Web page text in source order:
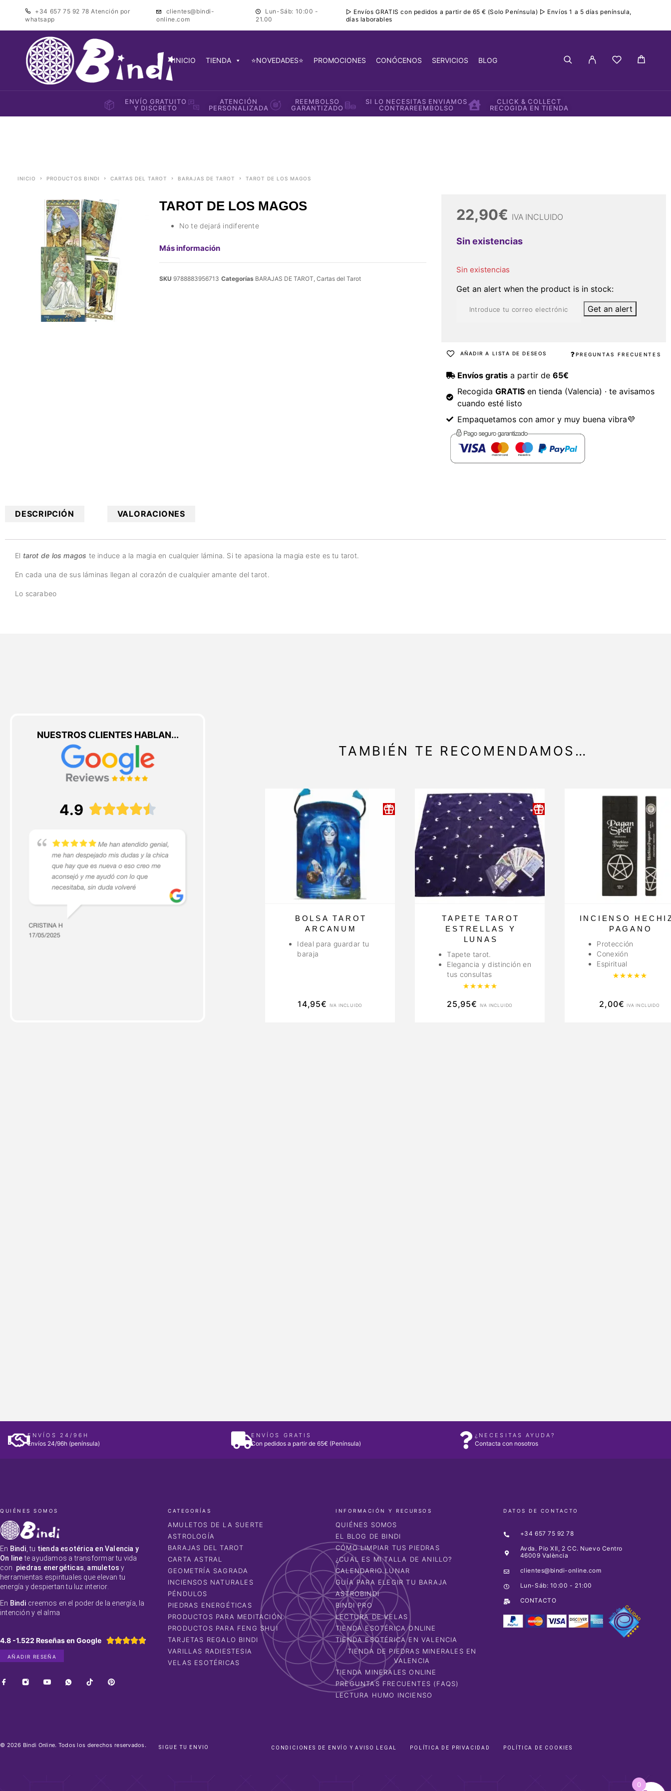
+34 657 75 92 78Atención por
whatsapp
clientes@bindi-
online.com
Lun-Sáb: 10:00 -
21.00
▷ Envíos GRATIS con pedidos a partir de 65 € (Solo Península) ▷ Envíos 1 a 5 días península,
días laborables
INICIO TIENDA ⭐NOVEDADES⭐ PROMOCIONES CONÓCENOS SERVICIOS BLOG
ENVÍO GRATUITO
Y DISCRETO
ATENCIÓN
PERSONALIZADA
REEMBOLSO
GARANTIZADO
SI LO NECESITAS ENVIAMOS
CONTRAREEMBOLSO
CLICK & COLLECT
RECOGIDA EN TIENDA
INICIO PRODUCTOS BINDI CARTAS DEL TAROT BARAJAS DE TAROT TAROT DE LOS MAGOS
TAROT DE LOS MAGOS
No te dejará indiferente
Más información
SKU 9788883956713 Categorías BARAJAS DE TAROT, Cartas del Tarot
22,90€ IVA INCLUIDO
Sin existencias
Sin existencias
Get an alert when the product is in stock:
Get an alert
AÑADIR A LISTA DE DESEOS PREGUNTAS FRECUENTES
Envíos gratis a partir de65€
RecogidaGRATIS en tienda (Valencia) · te avisamos
cuando esté listo
Empaquetamos con amor y muy buena vibra💜
DESCRIPCIÓN VALORACIONES
El tarot de los magos te induce a la magia en cualquier lámina. Si te apasiona la magia este es tu tarot.
En cada una de sus láminas llegan al corazón de cualquier amante del tarot.
Lo scarabeo
NUESTROS CLIENTES HABLAN...
4.9 
TAMBIÉN TE RECOMENDAMOS…
BOLSA TAROT
ARCANUM
Ideal para guardar tu
baraja
14,95€ IVA INCLUIDO
TAPETE TAROT
ESTRELLAS Y
LUNAS
Tapete tarot.
Elegancia y distinción en
tus consultas
Valorado con
25,95€ IVA INCLUIDO
INCIENSO
PAGANO
Protección
Conexión
Espiritual
2,00€ IVA INCLUIDO
ENVÍOS 24/96H
Envíos 24/96h (península)
ENVÍOS GRATIS
Con pedidos a partir de 65€ (Península)
¿NECESITAS AYUDA?
Contacta con nosotros
QUIÉNES SOMOS
En Bindi , tu tienda esotérica en Valencia y
On linete ayudamos a transformar tu vida
con piedras energéticas amuletos y
herramientas espirituales que elevan tu
energía y despiertan tu luz interior.
En Bindi creemos en el poder de la energía, la
intención y el alma
4.8 -1.522 Reseñas en Google 
AÑADIR RESEÑA
CATEGORÍAS
AMULETOS DE LA SUERTE
ASTROLOGÍA
BARAJAS DEL TAROT
CARTA ASTRAL
GEOMETRÍA SAGRADA
INCIENSOS NATURALES
PÉNDULOS
PIEDRAS ENERGÉTICAS
PRODUCTOS PARA MEDITACIÓN
PRODUCTOS PARA FENG SHUI
TARJETAS REGALO BINDI
VARILLAS RADIESTESIA
VELAS ESOTÉRICAS
INFORMACIÓN Y RECURSOS
QUIÉNES SOMOS
EL BLOG DE BINDI
CÓMO LIMPIAR TUS PIEDRAS
¿CUAL ES MI TALLA DE ANILLO?
CALENDARIO LUNAR
GUÍA PARA ELEGIR TU BARAJA
ASTROBINDI
BINDI PRO
LECTURA DE VELAS
TIENDA ESOTÉRICA ONLINE
TIENDA ESOTÉRICA EN VALENCIA
TIENDA DE PIEDRAS MINERALES EN
VALENCIA
TIENDA MINERALES ONLINE
PREGUNTAS FRECUENTES (FAQS)
LECTURA HUMO INCIENSO
DATOS DE CONTACTO
+34 657 75 92 78
Avda. Pio XII, 2 CC. Nuevo Centro
46009 València
clientes@bindi-online.com
Lun-Sáb: 10:00 - 21:00
CONTACTO
© 2026 Bindi Online. Todos los derechos reservados. SIGUE TU ENVIO CONDICIONES DE ENVÍO Y AVISO LEGAL POLÍTICA DE PRIVACIDAD POLÍTICA DE COOKIES
0